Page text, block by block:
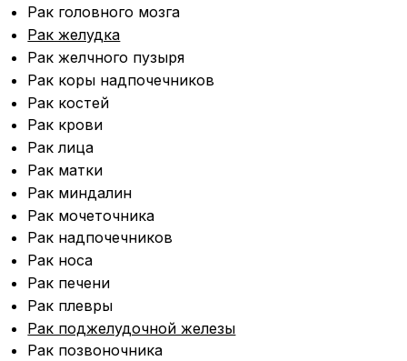
Рак головного мозга
Рак желудка
Рак желчного пузыря
Рак коры надпочечников
Рак костей
Рак крови
Рак лица
Рак матки
Рак миндалин
Рак мочеточника
Рак надпочечников
Рак носа
Рак печени
Рак плевры
Рак поджелудочной железы
Рак позвоночника